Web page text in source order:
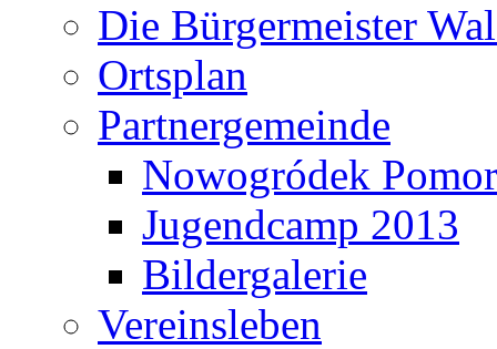
Die Bürgermeister
Ortsplan
Partnergemeinde
Nowogródek
Jugendcamp 2013
Bildergalerie
Vereinsleben